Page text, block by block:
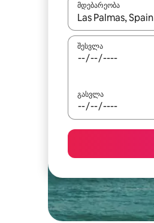
მდებარეობა
როცა შედეგები
შესვლა
გასვლა